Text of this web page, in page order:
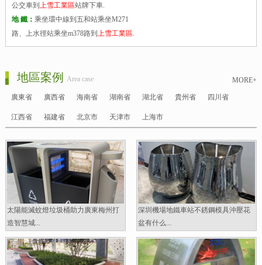
公交車到上雪工業區站牌下車.
地 鐵： 乘坐環中線到五和站乘坐M271
路、上水徑站乘坐m378路到上雪工業區.
MORE+
地區案例 Area case
廣東省 廣西省 海南省 湖南省 湖北省 貴州省 四川省
江西省 福建省 北京市 天津市 上海市
太陽能滅蚊燈垃圾桶助力廣東梅州打
造智慧城...
深圳機場地鐵車站不銹鋼模具沖壓花
盆有什么...